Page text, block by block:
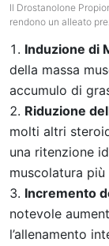
Il Drostanolone
rendono un alleato
Induzione di
della massa
accumulo di
Riduzione
molti altri
una ritenzione
muscolatura
Incremento
notevole
l’allenamento